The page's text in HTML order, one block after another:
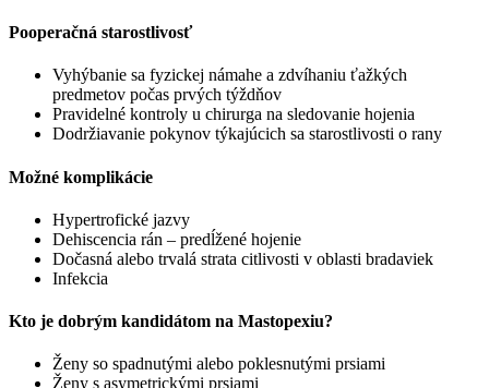
Pooperačná starostlivosť
Vyhýbanie sa fyzickej námahe a zdvíhaniu ťažkých
predmetov počas prvých týždňov
Pravidelné kontroly u chirurga na sledovanie hojenia
Dodržiavanie pokynov týkajúcich sa starostlivosti o rany
Možné komplikácie
Hypertrofické jazvy
Dehiscencia rán – predĺžené hojenie
Dočasná alebo trvalá strata citlivosti v oblasti bradaviek
Infekcia
Kto je dobrým kandidátom na Mastopexiu?
Ženy so spadnutými alebo poklesnutými prsiami
Ženy s asymetrickými prsiami